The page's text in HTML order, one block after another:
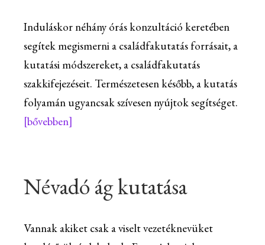
Induláskor néhány órás konzultáció keretében
segítek megismerni a családfakutatás forrásait, a
kutatási módszereket, a családfakutatás
szakkifejezéseit. Természetesen később, a kutatás
folyamán ugyancsak szívesen nyújtok segítséget.
[bővebben]
Névadó ág kutatása
Vannak akiket csak a viselt vezetéknevüket